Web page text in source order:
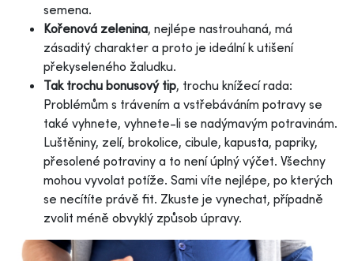
semena.
Kořenová zelenina, nejlépe nastrouhaná, má
zásaditý charakter a proto je ideální k utišení
překyseleného žaludku.
Tak trochu bonusový tip, trochu knížecí rada:
Problémům s trávením a vstřebáváním potravy se
také vyhnete, vyhnete-li se nadýmavým potravinám.
Luštěniny, zelí, brokolice, cibule, kapusta, papriky,
přesolené potraviny a to není úplný výčet. Všechny
mohou vyvolat potíže. Sami víte nejlépe, po kterých
se necítíte právě fit. Zkuste je vynechat, případně
zvolit méně obvyklý způsob úpravy.